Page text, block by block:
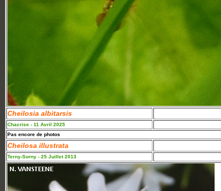
Cheilosia albitarsis
Chacrise - 11 Avril 2025
Pas encore de photos
Cheilosa illustrata
Terny-Sorny - 25 Juillet 2013